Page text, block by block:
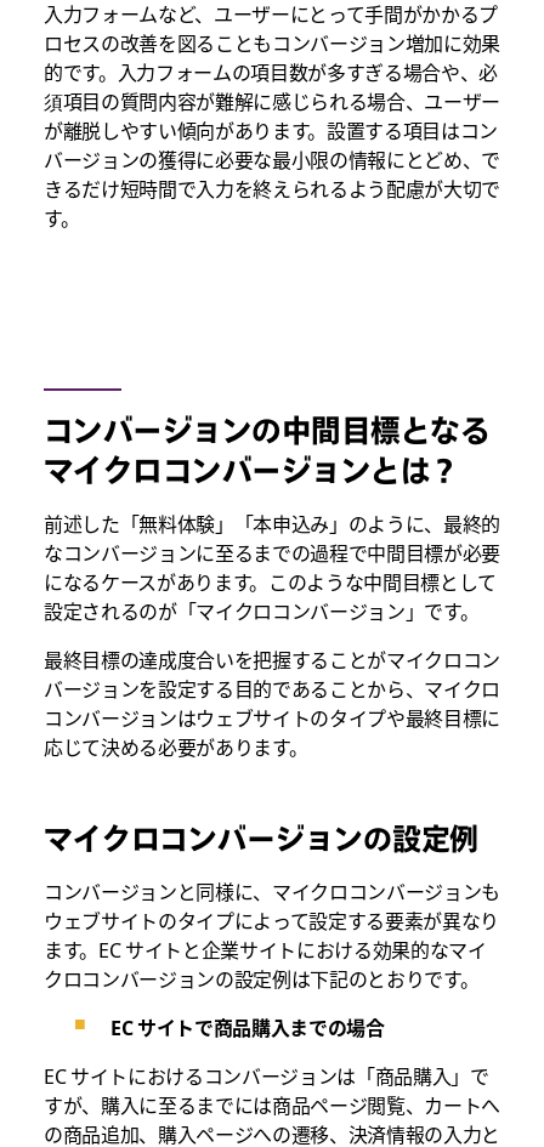
入力フォームなど、ユーザーにとって手間がかかるプ
ロセスの改善を図ることもコンバージョン増加に効果
的です。入力フォームの項目数が多すぎる場合や、必
須項目の質問内容が難解に感じられる場合、ユーザー
が離脱しやすい傾向があります。設置する項目はコン
バージョンの獲得に必要な最小限の情報にとどめ、で
きるだけ短時間で入力を終えられるよう配慮が大切で
す。
コンバージョンの中間目標となる
マイクロコンバージョンとは？
前述した「無料体験」「本申込み」のように、最終的
なコンバージョンに至るまでの過程で中間目標が必要
になるケースがあります。このような中間目標として
設定されるのが「マイクロコンバージョン」です。
最終目標の達成度合いを把握することがマイクロコン
バージョンを設定する目的であることから、マイクロ
コンバージョンはウェブサイトのタイプや最終目標に
応じて決める必要があります。
マイクロコンバージョンの設定例
コンバージョンと同様に、マイクロコンバージョンも
ウェブサイトのタイプによって設定する要素が異なり
ます。EC サイトと企業サイトにおける効果的なマイ
クロコンバージョンの設定例は下記のとおりです。
EC サイトで商品購入までの場合
EC サイトにおけるコンバージョンは「商品購入」で
すが、購入に至るまでには商品ページ閲覧、カートへ
の商品追加、購入ページへの遷移、決済情報の入力と